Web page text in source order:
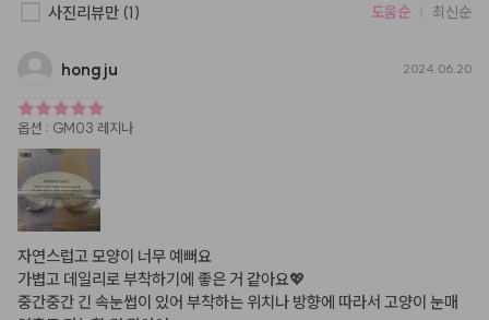
사진리뷰만 (1) 도움순 최신순
hongju 2024.06.20
옵션 : GM03 레지나
자연스럽고 모양이 너무 예뻐요
가볍고 데일리로 부착하기에 좋은 거 같아요💖
중간중간 긴 속눈썹이 있어 부착하는 위치나 방향에 따라서 고양이 눈매